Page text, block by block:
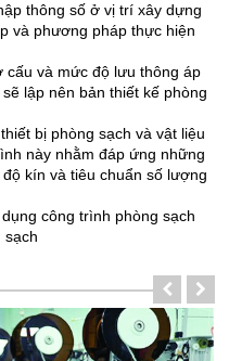
thông số ở vị trí xây dựng
và phương pháp thực hiện
cấu và mức độ lưu thông áp
lập nên bản thiết kế phòng
bị phòng sạch và vật liệu
này nhằm đáp ứng những
kín và tiêu chuẩn số lượng
công trình phòng sạch
sạch